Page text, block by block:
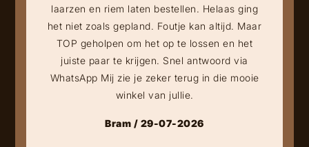
laarzen en riem laten bestellen. Helaas ging
het niet zoals gepland. Foutje kan altijd. Maar
TOP geholpen om het op te lossen en het
juiste paar te krijgen. Snel antwoord via
WhatsApp Mij zie je zeker terug in die mooie
winkel van jullie.
Bram / 29-07-2026